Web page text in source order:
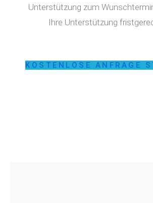
Unterstützung zum
Ihre Unterstützung
KOSTENLOSE ANFRAGE